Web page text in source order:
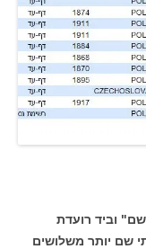
וביד רועדת
שם יותר משלושים